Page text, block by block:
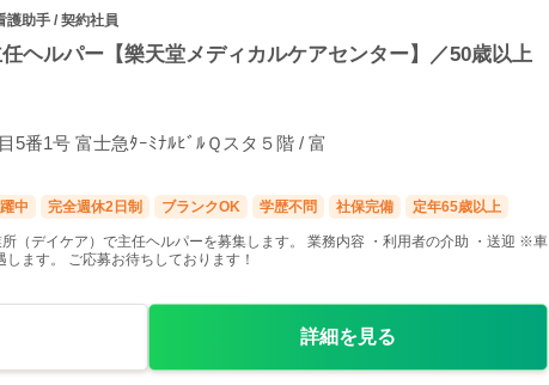
助手 / 契約社員
ヘルパー【樂天堂メディカルケアセンター】／50歳以上
5番1号 富士急ﾀｰﾐﾅﾙﾋﾞﾙＱスタ５階 / 富
中 完全週休2日制 ブランクOK 学歴不問 社保完備 定年65歳以上
（デイケア）で主任ヘルパーを募集します。 業務内容 ・利用者の介助 ・送迎 ※車
ます。 ご応募お待ちしております！
詳細を見る